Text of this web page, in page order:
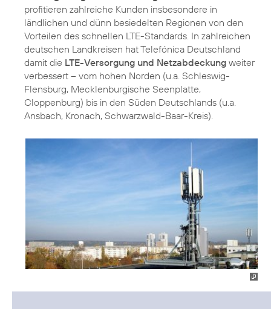
profitieren zahlreiche Kunden insbesondere in
ländlichen und dünn besiedelten Regionen von den
Vorteilen des schnellen LTE-Standards. In zahlreichen
deutschen Landkreisen hat Telefónica Deutschland
damit die LTE-Versorgung und Netzabdeckung weiter
verbessert – vom hohen Norden (u.a. Schleswig-
Flensburg, Mecklenburgische Seenplatte,
Cloppenburg) bis in den Süden Deutschlands (u.a.
Ansbach, Kronach, Schwarzwald-Baar-Kreis).